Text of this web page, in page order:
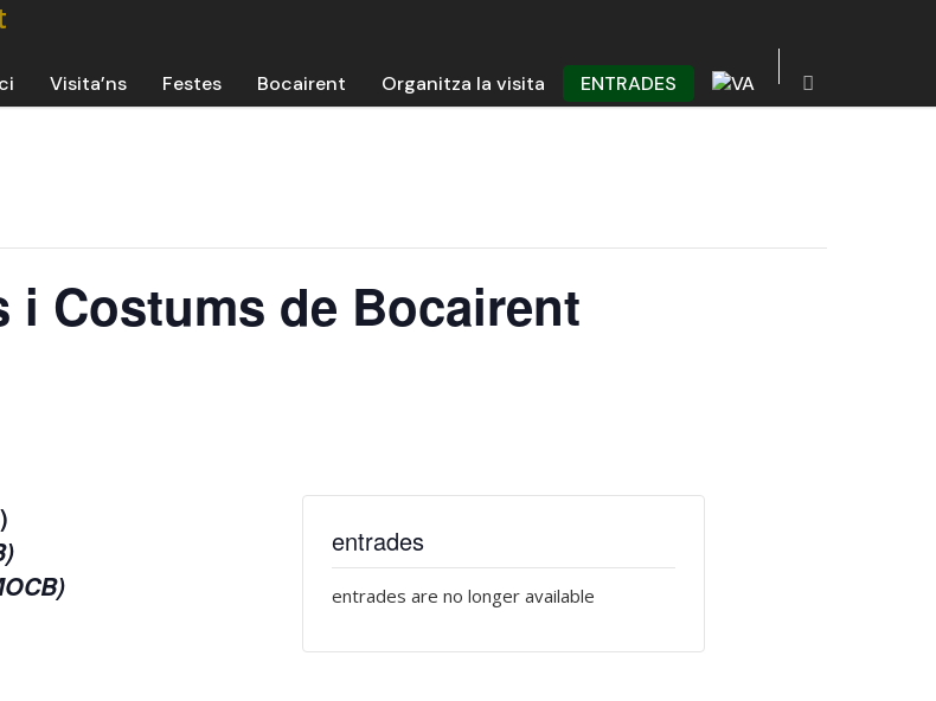
Visita’ns Festes Bocairent Organitza la visita ENTRADES
i Costums de Bocairent
entrades
entrades are no longer available